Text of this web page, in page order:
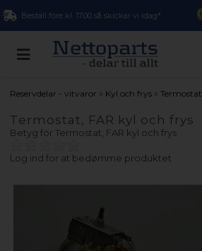
Beställ före kl. 17.00 så skickar vi idag*
Reservdelar - vitvaror » Kyl och frys »Termostat
Termostat, FAR kyl och frys
Betyg förTermostat, FAR kyl och frys
Log ind for at bedømme produktet